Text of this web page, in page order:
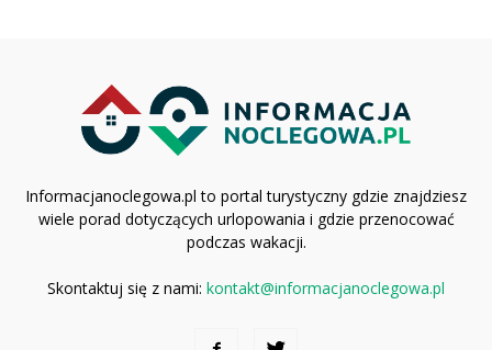
Informacjanoclegowa.pl to portal turystyczny gdzie znajdziesz
wiele porad dotyczących urlopowania i gdzie przenocować
podczas wakacji.
Skontaktuj się z nami: kontakt@informacjanoclegowa.pl